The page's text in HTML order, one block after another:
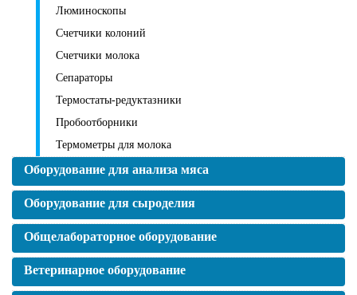
Люминоскопы
Счетчики колоний
Счетчики молока
Сепараторы
Термостаты-редуктазники
Пробоотборники
Термометры для молока
Оборудование для анализа мяса
Оборудование для сыроделия
Общелабораторное оборудование
Ветеринарное оборудование